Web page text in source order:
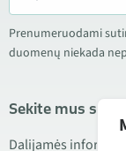
Prenumeruodami
duomenų niekada
Sekite mus
Dalijamės